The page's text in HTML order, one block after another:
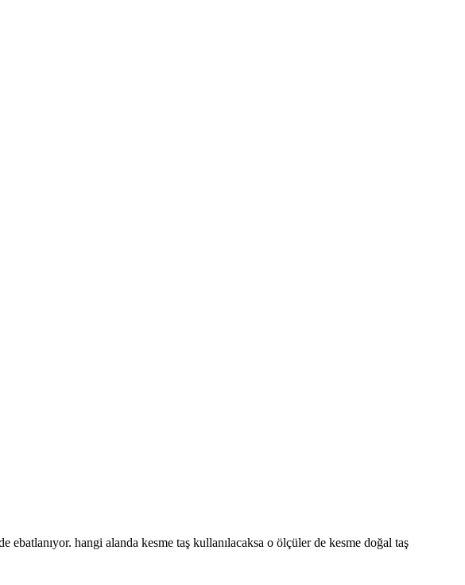
hangi alanda kesme taş kullanılacaksa o ölçüler de kesme doğal taş